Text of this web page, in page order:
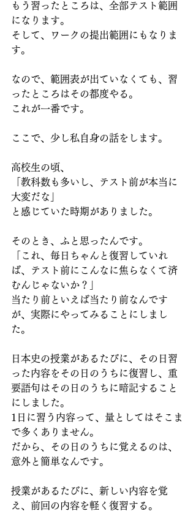
もう習ったところは、全部テスト範囲
になります。
そして、ワークの提出範囲にもなりま
す。
なので、範囲表が出ていなくても、習
ったところはその都度やる。
これが一番です。
ここで、少し私自身の話をします。
高校生の頃、
「教科数も多いし、テスト前が本当に
大変だな」
と感じていた時期がありました。
そのとき、ふと思ったんです。
「これ、毎日ちゃんと復習していれ
ば、テスト前にこんなに焦らなくて済
むんじゃないか？」
当たり前といえば当たり前なんです
が、実際にやってみることにしまし
た。
日本史の授業があるたびに、その日習
った内容をその日のうちに復習し、重
要語句はその日のうちに暗記すること
にしました。
1日に習う内容って、量としてはそこま
で多くありません。
だから、その日のうちに覚えるのは、
意外と簡単なんです。
授業があるたびに、新しい内容を覚
え、前回の内容を軽く復習する。